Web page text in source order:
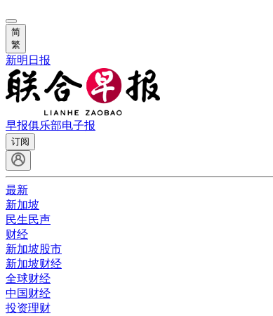
简
繁
新明日报
早报俱乐部电子报
订阅
最新
新加坡
民生民声
财经
新加坡股市
新加坡财经
全球财经
中国财经
投资理财